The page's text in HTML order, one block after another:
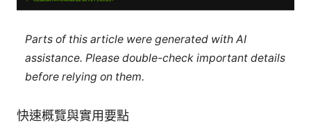
Parts of this article were generated with AI
assistance. Please double-check important details
before relying on them.
快速概覽與實用要點